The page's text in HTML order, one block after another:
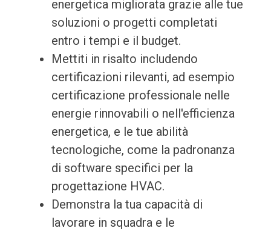
energetica migliorata grazie alle tue
soluzioni o progetti completati
entro i tempi e il budget.
Mettiti in risalto includendo
certificazioni rilevanti, ad esempio
certificazione professionale nelle
energie rinnovabili o nell'efficienza
energetica, e le tue abilità
tecnologiche, come la padronanza
di software specifici per la
progettazione HVAC.
Demonstra la tua capacità di
lavorare in squadra e le